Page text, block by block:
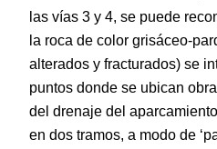
las vías 3 y 4, se puede
la roca de color grisáceo-
alterados y fracturados) se
puntos donde se ubican
del drenaje del
en dos tramos, a modo de